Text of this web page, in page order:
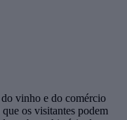
vinho e do comércio
os visitantes podem